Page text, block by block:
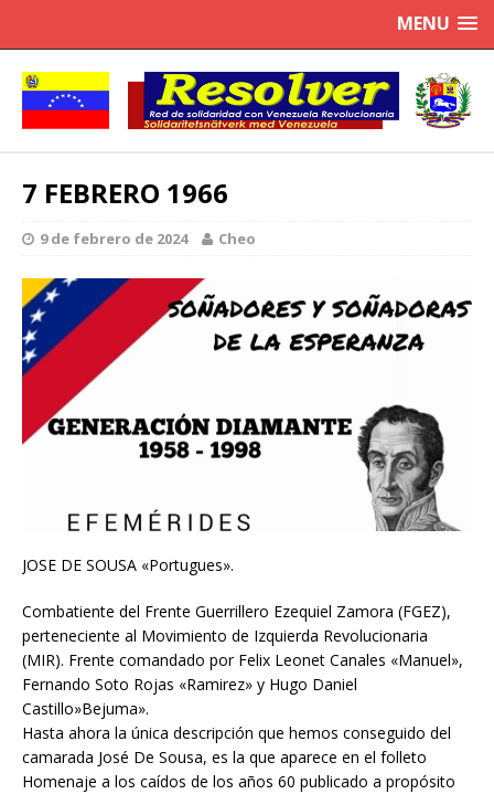
MENU
7 FEBRERO 1966
9 de febrero de 2024 Cheo
JOSE DE SOUSA «Portugues».
Combatiente del Frente Guerrillero Ezequiel Zamora (FGEZ),
perteneciente al Movimiento de Izquierda Revolucionaria
(MIR). Frente comandado por Felix Leonet Canales «Manuel»,
Fernando Soto Rojas «Ramirez» y Hugo Daniel
Castillo»Bejuma».
Hasta ahora la única descripción que hemos conseguido del
camarada José De Sousa, es la que aparece en el folleto
Homenaje a los caídos de los años 60 publicado a propósito